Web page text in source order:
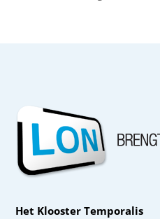
Het Klooster Temporalis